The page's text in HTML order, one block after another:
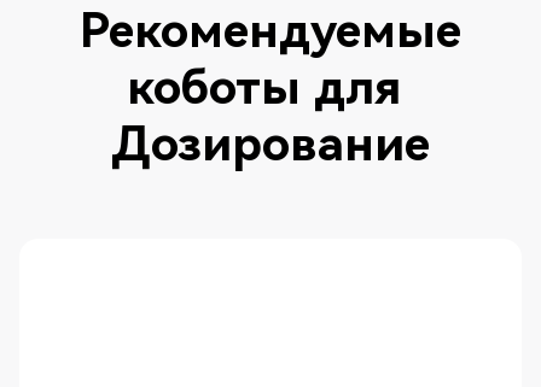
Рекомендуемые
коботы для
Дозирование